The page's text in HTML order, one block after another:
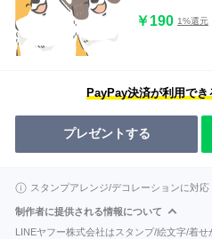
￥190 1%還元
PayPay決済が利用で
プレゼントする
スタンプアレンジ/デコレーションに対応
制作者に提供される情報について
LINEヤフー株式会社はスタンプ/絵文字/着